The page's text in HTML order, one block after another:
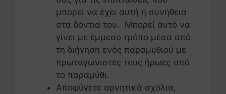
μπορεί να έχει αυτή η συνήθεια
στα δόντια του. Μπορεί αυτό να
γίνει με έμμεσο τρόπο μέσα από
τη διήγηση ενός παραμυθιού με
πρωταγωνιστές τους ήρωες από
το παραμύθι.
Αποφύγετε αρνητικά σχόλια,